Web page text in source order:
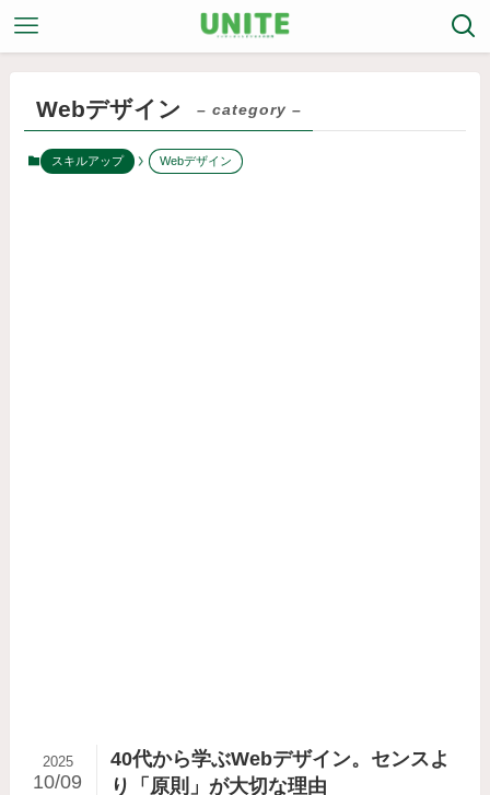
Webデザイン – category –
スキルアップ Webデザイン
40代から学ぶWebデザイン。センスよ
り「原則」が大切な理由
2025
10/09